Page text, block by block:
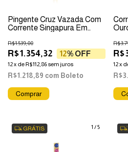
Pingente Cruz Vazada Com
Corrente Singapura Em
R$1.354,32
R$1.539,00
12% OFF
12x deR$112,86sem juros
R$1.218,89 com Boleto
Comprar
12x
1 /5
GRÁTIS